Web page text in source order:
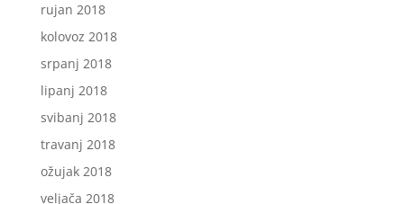
rujan 2018
kolovoz 2018
srpanj 2018
lipanj 2018
svibanj 2018
travanj 2018
ožujak 2018
veljača 2018